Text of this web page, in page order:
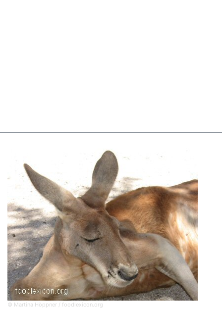
© Martina Höppner / foodlexicon.org